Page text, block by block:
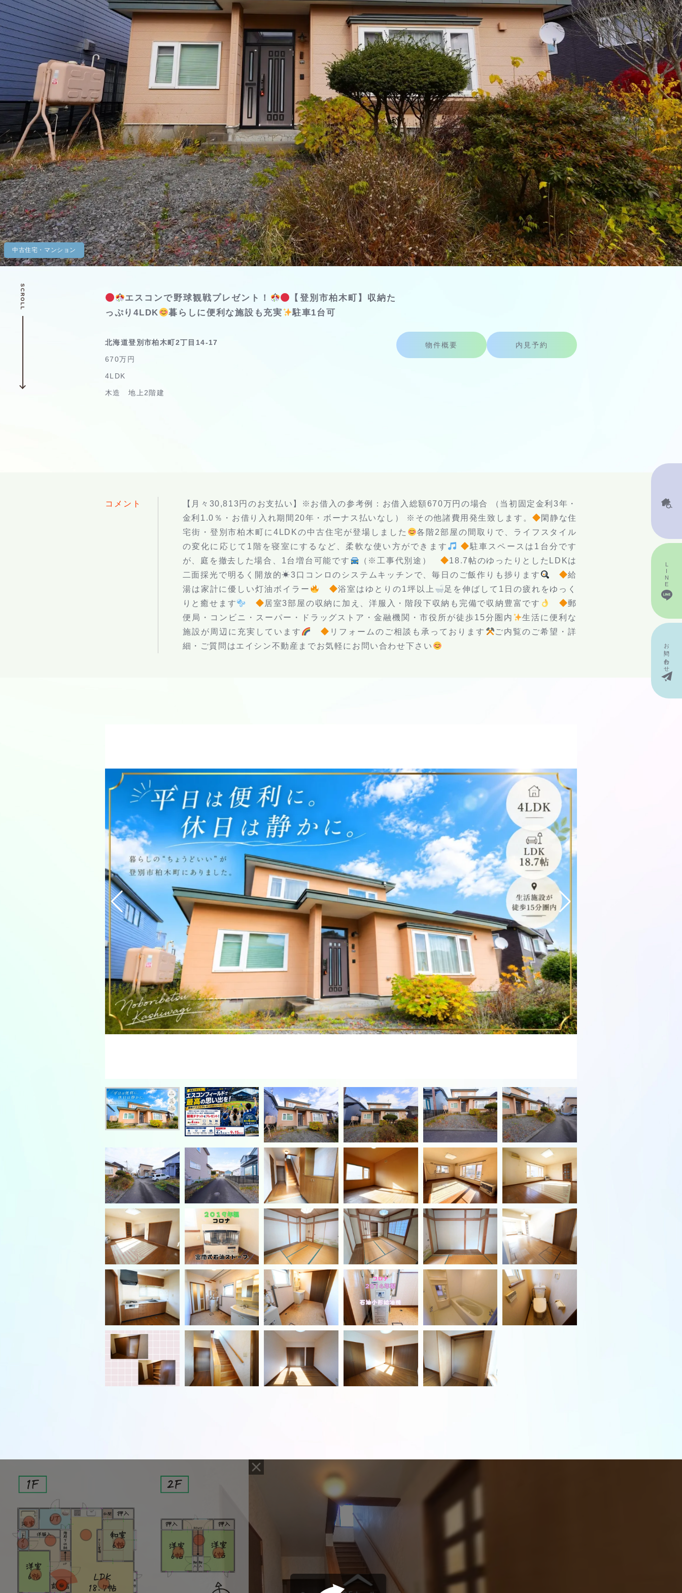
LINE
お問い
合わせ
中古住宅・マンション
SCROLL エスコンで野球観戦プレゼント！
【登別市柏木町】収納た
っぷり4LDK
暮らしに便利な施設も充実 駐車1台可
北海道登別市柏木町2丁目14-17
670万円
4LDK
木造 地上2階建
物件概要 内見予約
コメント
【月々30,813円のお支払い】※お借入の参考例：お借入総額670万円の場合 （当初固定金利3年・
金利1.0％・お借り入れ期間20年・ボーナス払いなし） ※その他諸費用発生致します。
閑静な住
宅街・登別市柏木町に4LDKの中古住宅が登場しました
各階2部屋の間取りで、ライフスタイル
の変化に応じて1階を寝室にするなど、柔軟な使い方ができます
駐車スペースは1台分です
が、庭を撤去した場合、1台増台可能です
（※工事代別途）
18.7帖のゆったりとしたLDKは
二面採光で明るく開放的☀3口コンロのシステムキッチンで、毎日のご飯作りも捗ります
給
湯は家計に優しい灯油ボイラー
浴室はゆとりの1坪以上
足を伸ばして1日の疲れをゆっく
りと癒せます
居室3部屋の収納に加え、洋服入・階段下収納も完備で収納豊富です
郵
便局・コンビニ・スーパー・ドラッグストア・金融機関・市役所が徒歩15分圏内
生活に便利な
施設が周辺に充実しています
リフォームのご相談も承っております
ご内覧のご希望・詳
細・ご質問はエイシン不動産までお気軽にお問い合わせ下さい